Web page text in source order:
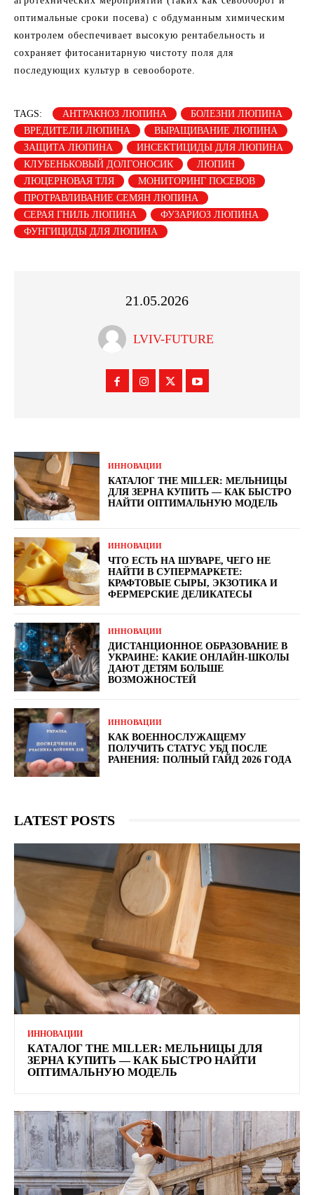
оптимальные сроки посева) с обдуманным химическим
контролем обеспечивает высокую рентабельность и
сохраняет фитосанитарную чистоту поля для
последующих культур в севообороте.
TAGS: АНТРАКНОЗ ЛЮПИНА
БОЛЕЗНИ ЛЮПИНА
ВРЕДИТЕЛИ ЛЮПИНА
ВЫРАЩИВАНИЕ ЛЮПИНА
ЗАЩИТА ЛЮПИНА
ИНСЕКТИЦИДЫ ДЛЯ ЛЮПИНА
КЛУБЕНЬКОВЫЙ ДОЛГОНОСИК
ЛЮПИН
ЛЮЦЕРНОВАЯ ТЛЯ
МОНИТОРИНГ ПОСЕВОВ
ПРОТРАВЛИВАНИЕ СЕМЯН ЛЮПИНА
СЕРАЯ ГНИЛЬ ЛЮПИНА
ФУЗАРИОЗ ЛЮПИНА
ФУНГИЦИДЫ ДЛЯ ЛЮПИНА
21.05.2026
LVIV-FUTURE
ИННОВАЦИИ
КАТАЛОГ THE MILLER: МЕЛЬНИЦЫ
ДЛЯ ЗЕРНА КУПИТЬ — КАК БЫСТРО
НАЙТИ ОПТИМАЛЬНУЮ МОДЕЛЬ
ИННОВАЦИИ
ЧТО ЕСТЬ НА ШУВАРЕ, ЧЕГО НЕ
НАЙТИ В СУПЕРМАРКЕТЕ:
КРАФТОВЫЕ СЫРЫ, ЭКЗОТИКА И
ФЕРМЕРСКИЕ ДЕЛИКАТЕСЫ
ИННОВАЦИИ
ДИСТАНЦИОННОЕ ОБРАЗОВАНИЕ В
УКРАИНЕ: КАКИЕ ОНЛАЙН-ШКОЛЫ
ДАЮТ ДЕТЯМ БОЛЬШЕ
ВОЗМОЖНОСТЕЙ
ИННОВАЦИИ
КАК ВОЕННОСЛУЖАЩЕМУ
ПОЛУЧИТЬ СТАТУС УБД ПОСЛЕ
РАНЕНИЯ: ПОЛНЫЙ ГАЙД 2026 ГОДА
LATEST POSTS
ИННОВАЦИИ
КАТАЛОГ THE MILLER: МЕЛЬНИЦЫ ДЛЯ
ЗЕРНА КУПИТЬ — КАК БЫСТРО НАЙТИ
ОПТИМАЛЬНУЮ МОДЕЛЬ